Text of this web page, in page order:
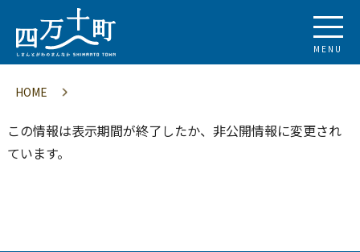
MENU
HOME
この情報は表示期間が終了したか、非公開情報に変更され
ています。